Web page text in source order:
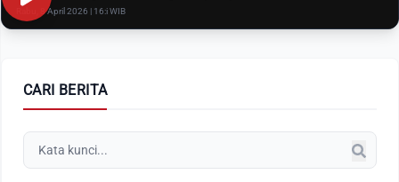
Rabu, 8 April 2026 | 16:i WIB
CARI BERITA